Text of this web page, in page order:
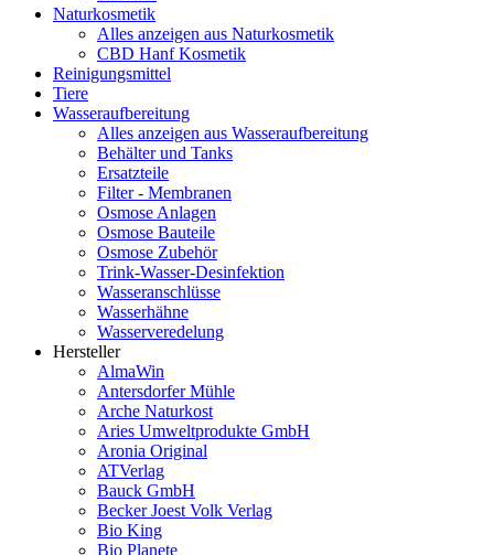
Naturkosmetik
Alles anzeigen aus Naturkosmetik
CBD Hanf Kosmetik
Reinigungsmittel
Tiere
Wasseraufbereitung
Alles anzeigen aus Wasseraufbereitung
Behälter und Tanks
Ersatzteile
Filter - Membranen
Osmose Anlagen
Osmose Bauteile
Osmose Zubehör
Trink-Wasser-Desinfektion
Wasseranschlüsse
Wasserhähne
Wasserveredelung
Hersteller
AlmaWin
Antersdorfer Mühle
Arche Naturkost
Aries Umweltprodukte GmbH
Aronia Original
ATVerlag
Bauck GmbH
Becker Joest Volk Verlag
Bio King
Bio Planete